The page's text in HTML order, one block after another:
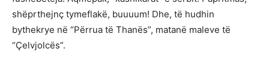
shëprthejnç tymeflakë, buuuum! Dhe, të hudhin
bythekrye në “Përrua të Thanës”, matanë maleve të
“Çelvjolcës”.